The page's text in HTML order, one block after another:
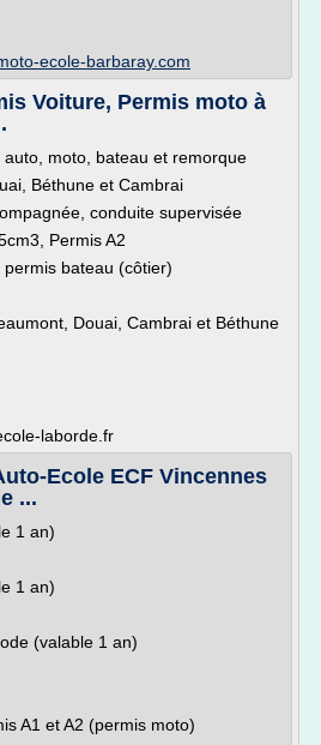
ecole-barbaray.com
Voiture, Permis moto à
moto, bateau et remorque
Béthune et Cambrai
conduite supervisée
Permis A2
bateau (côtier)
Douai, Cambrai et Béthune
laborde.fr
Ecole ECF Vincennes
...
1 an)
1 an)
(valable 1 an)
A1 et A2 (permis moto)